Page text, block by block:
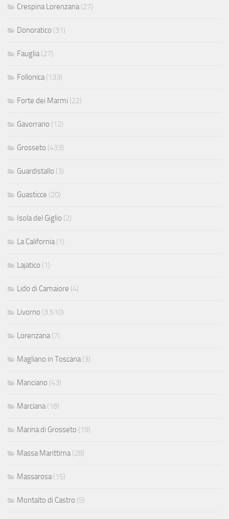
Crespina Lorenzana (27)
Donoratico (31)
Fauglia (27)
Follonica (133)
Forte dei Marmi (22)
Gavorrano (12)
Grosseto (433)
Guardistallo (3)
Guasticce (20)
Isola del Giglio (2)
La California (1)
Lajatico (1)
Lido di Camaiore (4)
Livorno (3.510)
Lorenzana (7)
Magliano in Toscana (3)
Manciano (43)
Marciana (18)
Marina di Grosseto (19)
Massa Marittima (28)
Massarosa (15)
Montalto di Castro (5)